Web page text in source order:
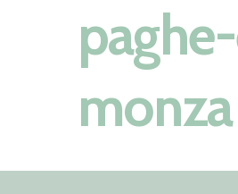
monza